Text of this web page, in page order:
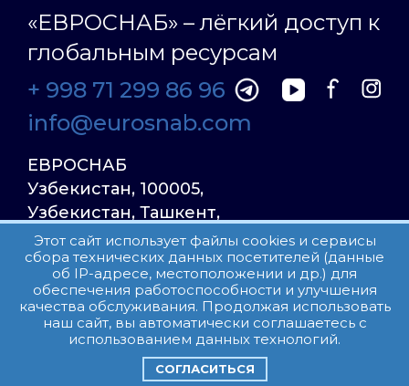
«ЕВРОСНАБ» – лёгкий доступ к
глобальным ресурсам
+ 998 71 299 86 96
info@eurosnab.com
ЕВРОСНАБ
Узбекистан, 100005,
Узбекистан, Ташкент,
Улица Фаргона Йули
23, дом 31
Все права защищены.
Пользовательское соглашение
Этот сайт использует файлы cookies и сервисы
сбора технических данных посетителей (данные
об IP-адресе, местоположении и др.) для
обеспечения работоспособности и улучшения
качества обслуживания. Продолжая использовать
наш сайт, вы автоматически соглашаетесь с
использованием данных технологий.
СОГЛАСИТЬСЯ